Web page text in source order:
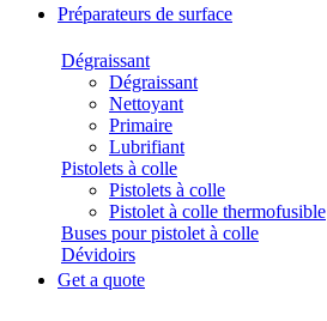
Préparateurs de surface
Dégraissant
Dégraissant
Nettoyant
Primaire
Lubrifiant
Pistolets à colle
Pistolets à colle
Pistolet à colle thermofusible
Buses pour pistolet à colle
Dévidoirs
Get a quote